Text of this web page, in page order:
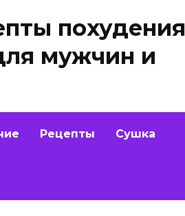
похудения
мужчин и
Рецепты Сушка